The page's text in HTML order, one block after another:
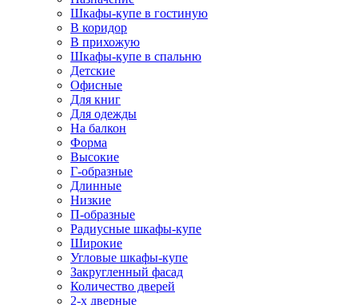
Шкафы-купе в гостиную
В коридор
В прихожую
Шкафы-купе в спальню
Детские
Офисные
Для книг
Для одежды
На балкон
Форма
Высокие
Г-образные
Длинные
Низкие
П-образные
Радиусные шкафы-купе
Широкие
Угловые шкафы-купе
Закругленный фасад
Количество дверей
2-х дверные